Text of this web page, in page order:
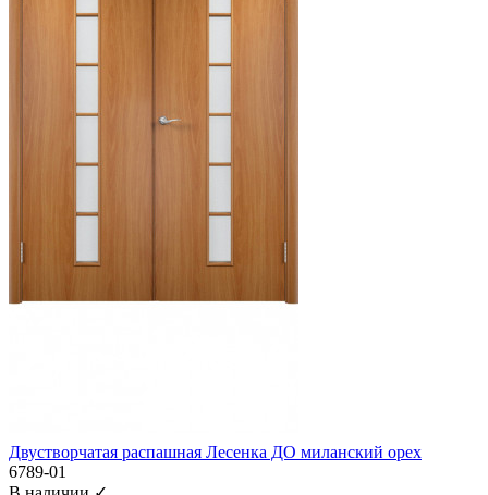
Двустворчатая распашная Лесенка ДО миланский орех
6789-01